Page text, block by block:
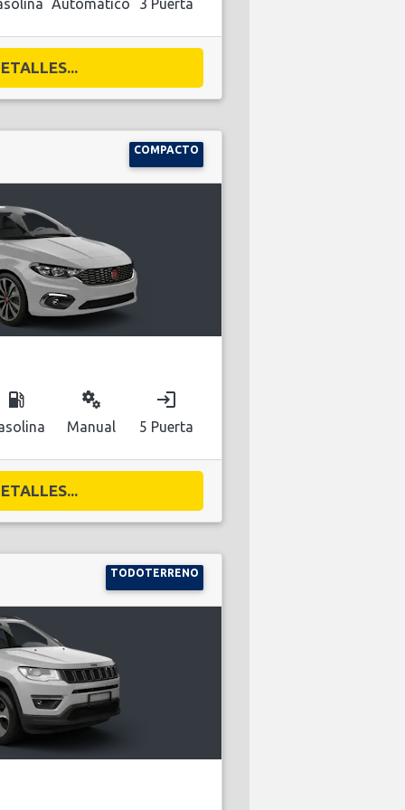
Automático 3 Puerta
COMPACTO
local_gas_station miscellaneous_services
Manual
login
5 Puerta
TODOTERRENO